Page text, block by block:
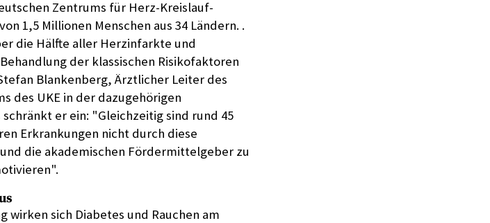
Zentrums für Herz-Kreislauf-
1,5 Millionen Menschen aus 34 Ländern. .
die Hälfte aller Herzinfarkte und
der klassischen Risikofaktoren
Blankenberg, Ärztlicher Leiter des
des UKE in der dazugehörigen
schränkt er ein: "Gleichzeitig sind rund 45
Erkrankungen nicht durch diese
die akademischen Fördermittelgeber zu
wirken sich Diabetes und Rauchen am